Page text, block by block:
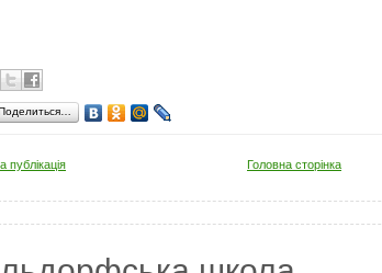
публікація Головна сторінка